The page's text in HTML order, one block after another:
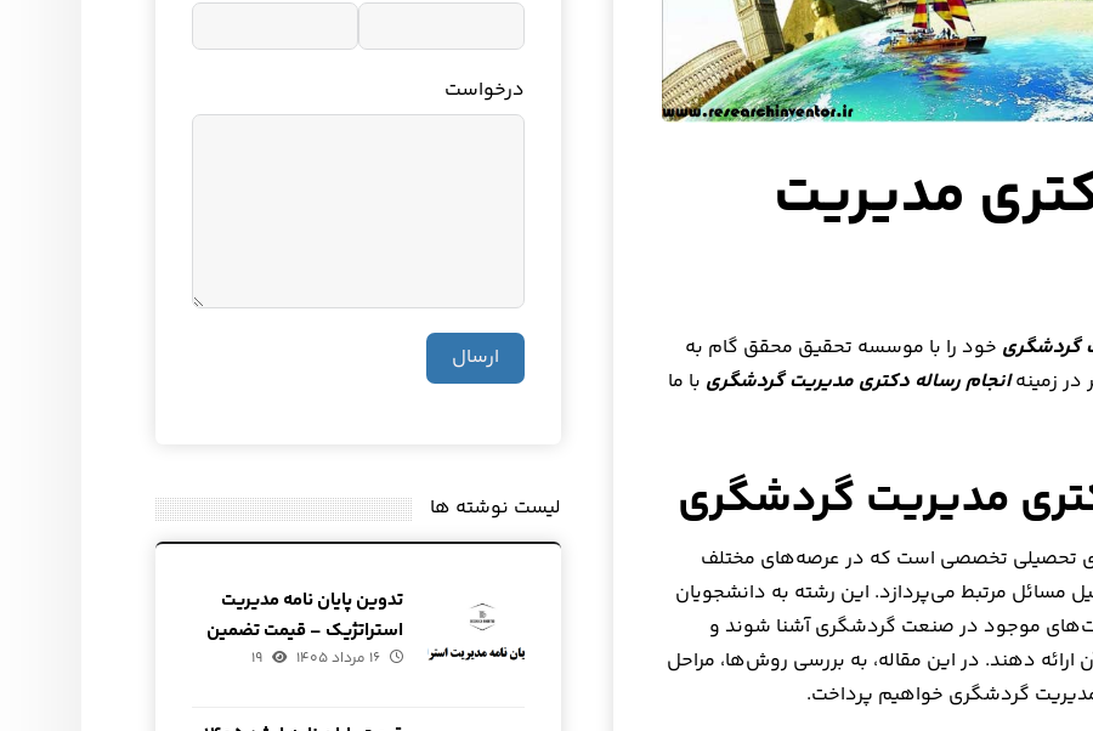
مدیریت
گردشگری خود را با موسسه تحقیق محقق گام به
زمینهانجام رساله دکتری مدیریت گردشگری با ما
مدیریت گردشگری
تحصیلی تخصصی است که در عرصه‌های مختلف
مسائل مرتبط می‌پردازد. این رشته به دانشجویان
موجود در صنعت گردشگری آشنا شوند و
ارائه دهند. در این مقاله، به بررسی روش‌ها، مراحل
گردشگری خواهیم پرداخت.
درخواست
ارسال
لیست نوشته ها
تدوین پایان نامه مدیریت
استراتژیک – قیمت تضمین
شده
۱۶ مرداد ۱۴۰۵ ۱۹